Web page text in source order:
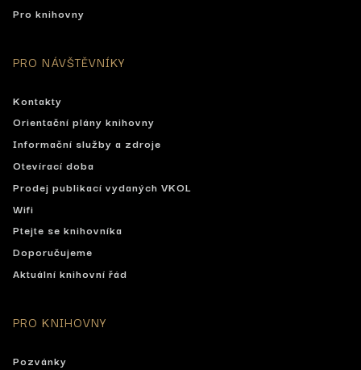
Pro knihovny
PRO NÁVŠTĚVNÍKY
Kontakty
Orientační plány knihovny
Informační služby a zdroje
Otevírací doba
Prodej publikací vydaných VKOL
Wifi
Ptejte se knihovníka
Doporučujeme
Aktuální knihovní řád
PRO KNIHOVNY
Pozvánky